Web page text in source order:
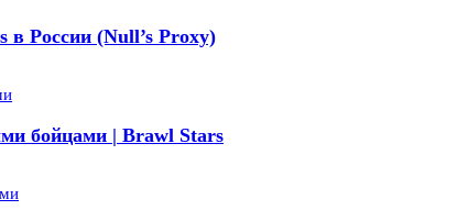
в России (Null’s Proxy)
бойцами | Brawl Stars